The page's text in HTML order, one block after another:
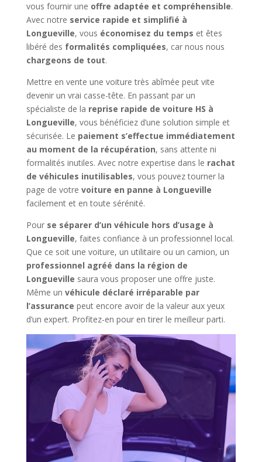
vous fournir une offre adaptée et compréhensible.
Avec notre service rapide et simplifié à
Longueville, vous économisez du temps et êtes
libéré des formalités compliquées, car nous nous
chargeons de tout.
Mettre en vente une voiture très abîmée peut vite
devenir un vrai casse-tête. En passant par un
spécialiste de la reprise rapide de voiture HS à
Longueville, vous bénéficiez d’une solution simple et
sécurisée. Le paiement s’effectue immédiatement
au moment de la récupération, sans attente ni
formalités inutiles. Avec notre expertise dans le rachat
de véhicules inutilisables, vous pouvez tourner la
page de votre voiture en panne à Longueville
facilement et en toute sérénité.
Pour se séparer d’un véhicule hors d’usage à
Longueville, faites confiance à un professionnel local.
Que ce soit une voiture, un utilitaire ou un camion, un
professionnel agréé dans la région de
Longueville saura vous proposer une offre juste.
Même un véhicule déclaré irréparable par
l’assurance peut encore avoir de la valeur aux yeux
d’un expert. Profitez-en pour en tirer le meilleur parti.